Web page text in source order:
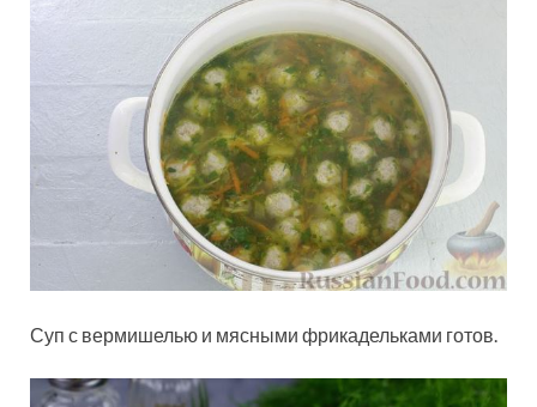
Суп с вермишелью и мясными фрикадельками готов.